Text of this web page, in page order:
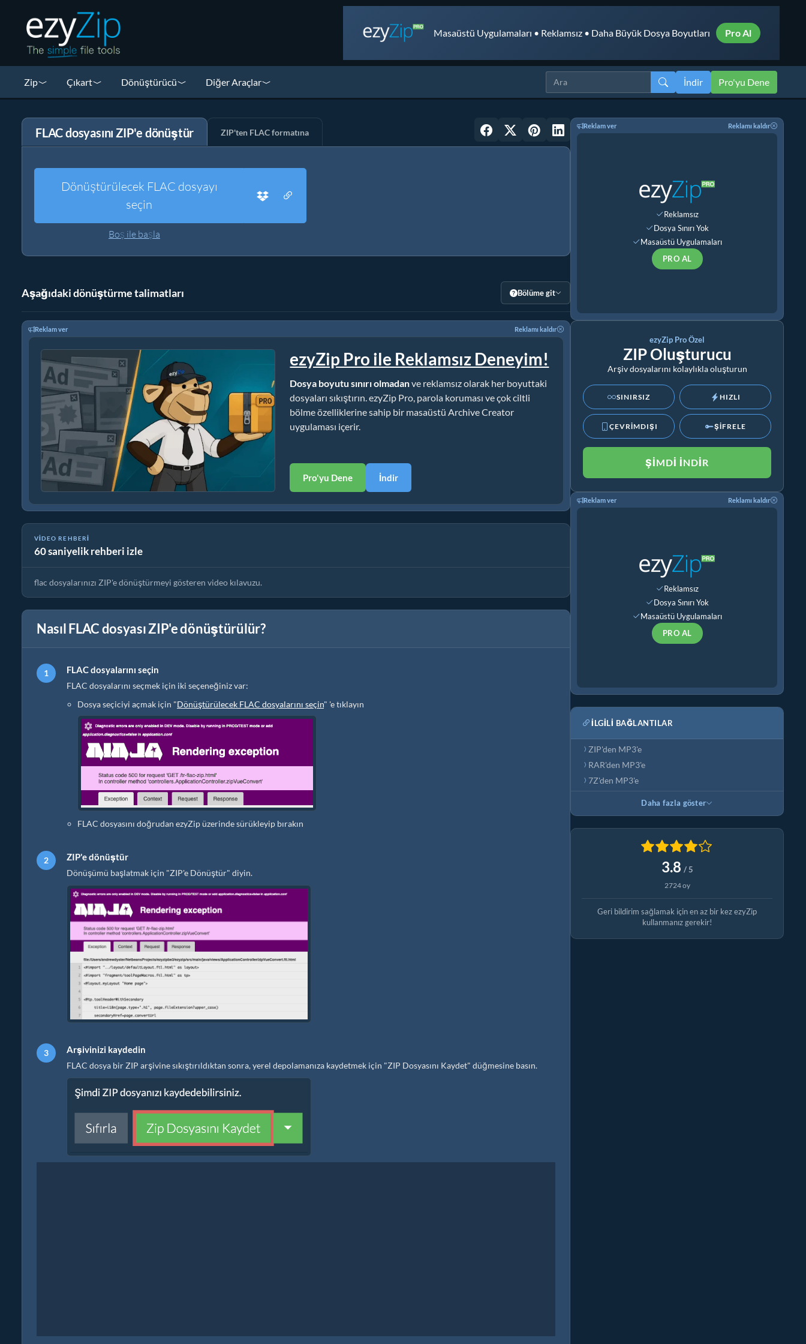
Masaüstü Uygulamaları • Reklamsız • Daha Büyük Dosya Boyutları Pro Al
Zip Çıkart Dönüştürücü Diğer Araçlar İndir Pro'yu Dene
FLAC dosyasını ZIP'e dönüştür ZIP'ten FLAC formatına
Dönüştürülecek FLAC dosyayı
seçin
Boş ile başla
Aşağıdaki dönüştürme talimatları Bölüme git
Reklam ver Reklamı kaldır
ezyZip Pro ile Reklamsız Deneyim!
Dosya boyutu sınırı olmadanve reklamsız olarak her boyuttaki
dosyaları sıkıştırın. ezyZip Pro, parola koruması ve çok ciltli
bölme özelliklerine sahip bir masaüstü Archive Creator
uygulaması içerir.
Pro'yu Dene İndir
VIDEO REHBERI
60 saniyelik rehberi izle
Dosyaları ZIP'e Online Nasıl Dönüştürürsünüz (Basit Rehber)
flac dosyalarınızı ZIP'e dönüştürmeyi gösteren video kılavuzu.
Nasıl FLAC dosyası ZIP'e dönüştürülür?
FLAC dosyalarını seçin
FLAC dosyalarını seçmek için iki seçeneğiniz var:
Dosya seçiciyi açmak için "Dönüştürülecek FLAC dosyalarını seçin" 'e tıklayın
FLAC dosyasını doğrudan ezyZip üzerinde sürükleyip bırakın
ZIP'e dönüştür
Dönüşümü başlatmak için "ZIP'e Dönüştür" diyin.
Arşivinizi kaydedin
FLAC dosya bir ZIP arşivine sıkıştırıldıktan sonra, yerel depolamanıza kaydetmek için "ZIP Dosyasını Kaydet" düğmesine basın.
Reklam ver Reklamı kaldır
Reklamsız
Dosya Sınırı Yok
Masaüstü Uygulamaları
PRO AL
ezyZip Pro Özel
ZIP Oluşturucu
Arşiv dosyalarını kolaylıkla oluşturun
SINIRSIZ HIZLI
ÇEVRİMDIŞI ŞİFRELE
ŞIMDI İNDIR
Reklam ver Reklamı kaldır
Reklamsız
Dosya Sınırı Yok
Masaüstü Uygulamaları
PRO AL
İLGILI BAĞLANTILAR
ZIP'den MP3'e
RAR'den MP3'e
7Z'den MP3'e
Daha fazla göster
3.8 / 5
2724 oy
Geri bildirim sağlamak için en az bir kez ezyZip
kullanmanız gerekir!